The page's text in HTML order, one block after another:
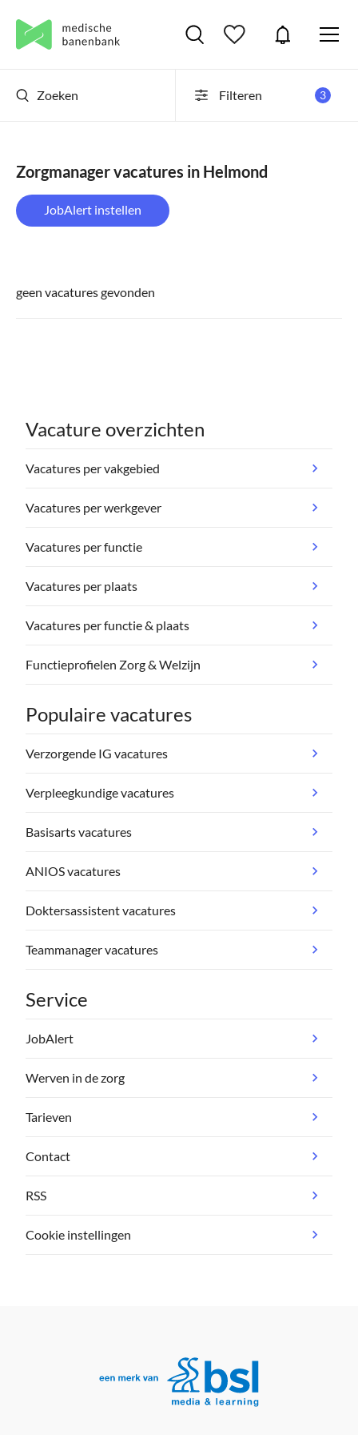
Zoeken Filteren 3
Zorgmanager vacatures in Helmond
JobAlert instellen
geen vacatures gevonden
Vacature overzichten
Vacatures per vakgebied
Vacatures per werkgever
Vacatures per functie
Vacatures per plaats
Vacatures per functie & plaats
Functieprofielen Zorg & Welzijn
Populaire vacatures
Verzorgende IG vacatures
Verpleegkundige vacatures
Basisarts vacatures
ANIOS vacatures
Doktersassistent vacatures
Teammanager vacatures
Service
JobAlert
Werven in de zorg
Tarieven
Contact
RSS
Cookie instellingen